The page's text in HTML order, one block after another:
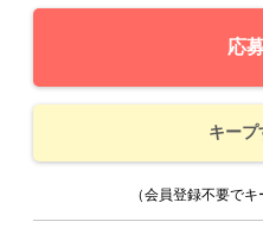
応
キープ
（会員登録不要で